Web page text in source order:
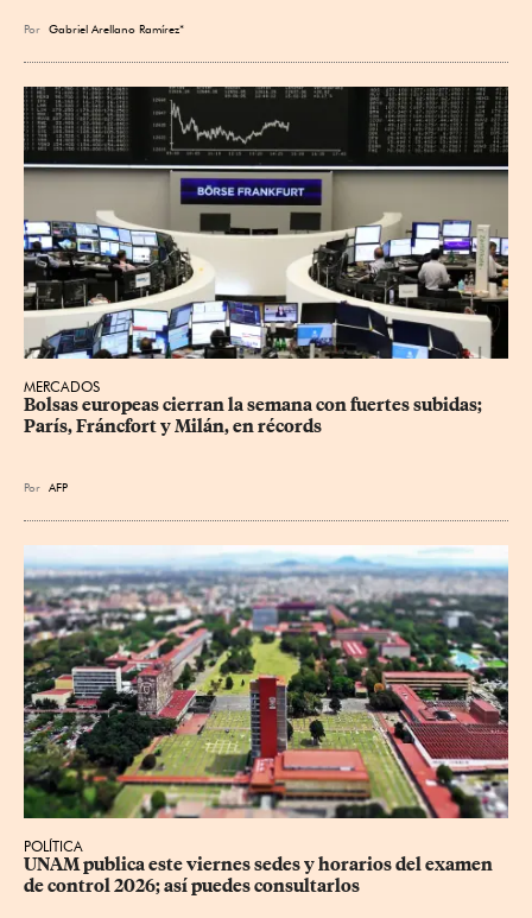
Por Gabriel Arellano Ramírez*
MERCADOS
Bolsas europeas cierran la semana con fuertes subidas;
París, Fráncfort y Milán, en récords
Por AFP
POLÍTICA
UNAM publica este viernes sedes y horarios del examen
de control 2026; así puedes consultarlos